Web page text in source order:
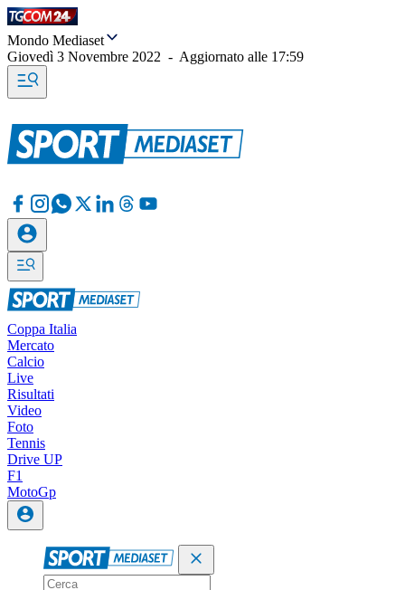
Mondo Mediaset
Giovedì 3 Novembre 2022 - Aggiornato alle 17:59
Coppa Italia
Mercato
Calcio
Live
Risultati
Video
Foto
Tennis
Drive UP
F1
MotoGp